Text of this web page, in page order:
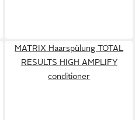
MATRIX Haarspülung TOTAL
RESULTS HIGH AMPLIFY
conditioner